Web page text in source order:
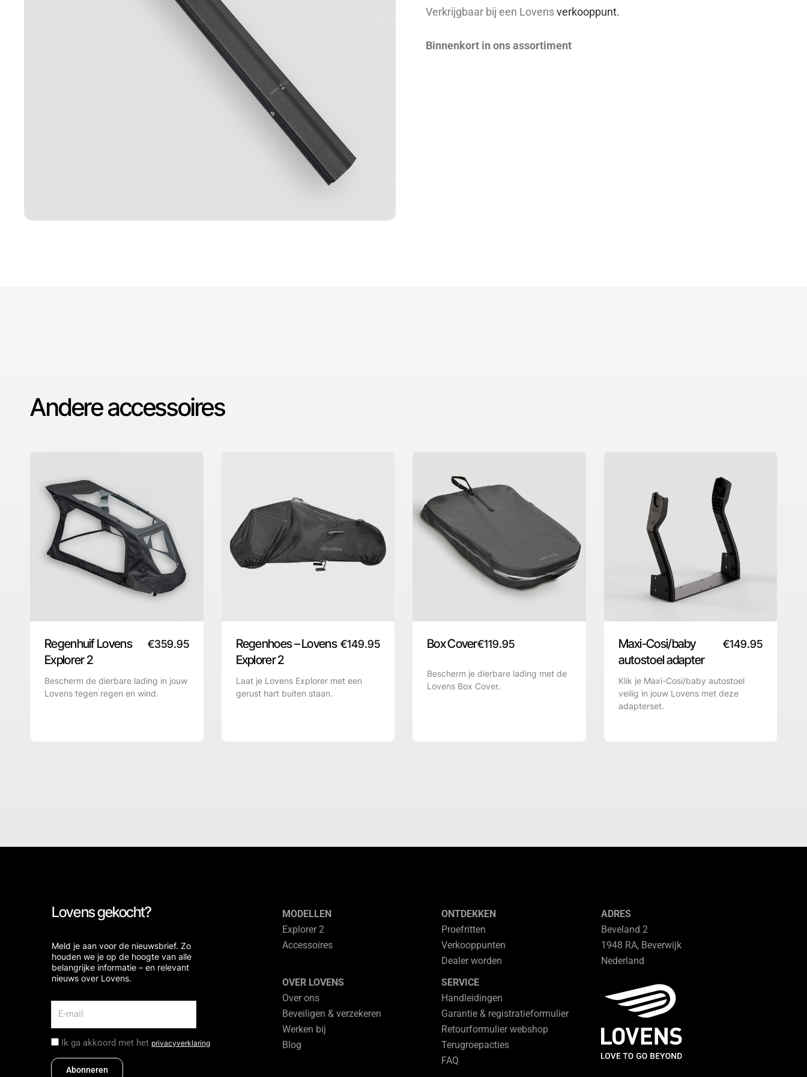
Verkrijgbaar bij een Lovensverkooppunt.
Binnenkort in ons assortiment
Andere accessoires
Regenhuif Lovens
Explorer 2
€359.95
Bescherm de dierbare lading in jouw
Lovens tegen regen en wind.
Regenhoes – Lovens
Explorer 2
€149.95
Laat je Lovens Explorer met een
gerust hart buiten staan.
Box Cover€119.95
Bescherm je dierbare lading met de
Lovens Box Cover.
Maxi-Cosi/baby
autostoel adapter
€149.95
Klik je Maxi-Cosi/baby autostoel
veilig in jouw Lovens met deze
adapterset.
Lovens gekocht?
Meld je aan voor de nieuwsbrief. Zo
houden we je op de hoogte van alle
belangrijke informatie – en relevant
nieuws over Lovens.
Ik ga akkoord met het privacyverklaring
Abonneren
MODELLEN
Explorer 2
Accessoires
ONTDEKKEN
Proefritten
Verkooppunten
Dealer worden
ADRES
Beveland 2
1948 RA, Beverwijk
Nederland
OVER LOVENS
Over ons
Beveiligen & verzekeren
Werken bij
Blog
SERVICE
Handleidingen
Garantie & registratieformulier
Retourformulier webshop
Terugroepacties
FAQ